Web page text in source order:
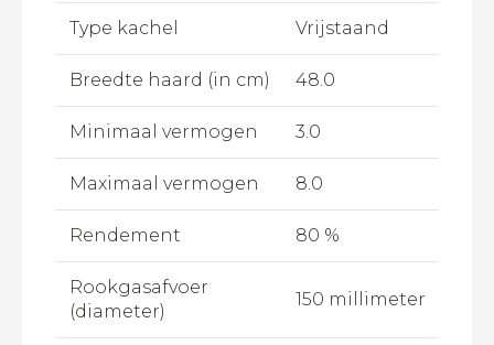
Type kachel Vrijstaand
Breedte haard (in cm) 48.0
Minimaal vermogen 3.0
Maximaal vermogen 8.0
Rendement 80 %
Rookgasafvoer
(diameter)
150 millimeter